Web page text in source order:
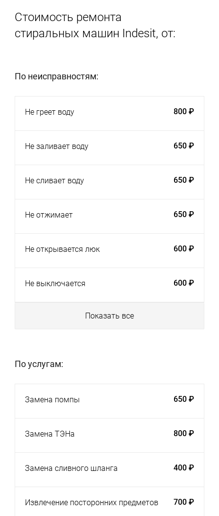
Стоимость ремонта
стиральных машин Indesit, от:
По неисправностям:
Не греет воду 800 ₽
Не заливает воду 650 ₽
Не сливает воду 650 ₽
Не отжимает 650 ₽
Не открывается люк 600 ₽
Не выключается 600 ₽
Показать все
По услугам:
Замена помпы 650 ₽
Замена ТЭНа 800 ₽
Замена сливного шланга 400 ₽
Извлечение посторонних предметов 700 ₽